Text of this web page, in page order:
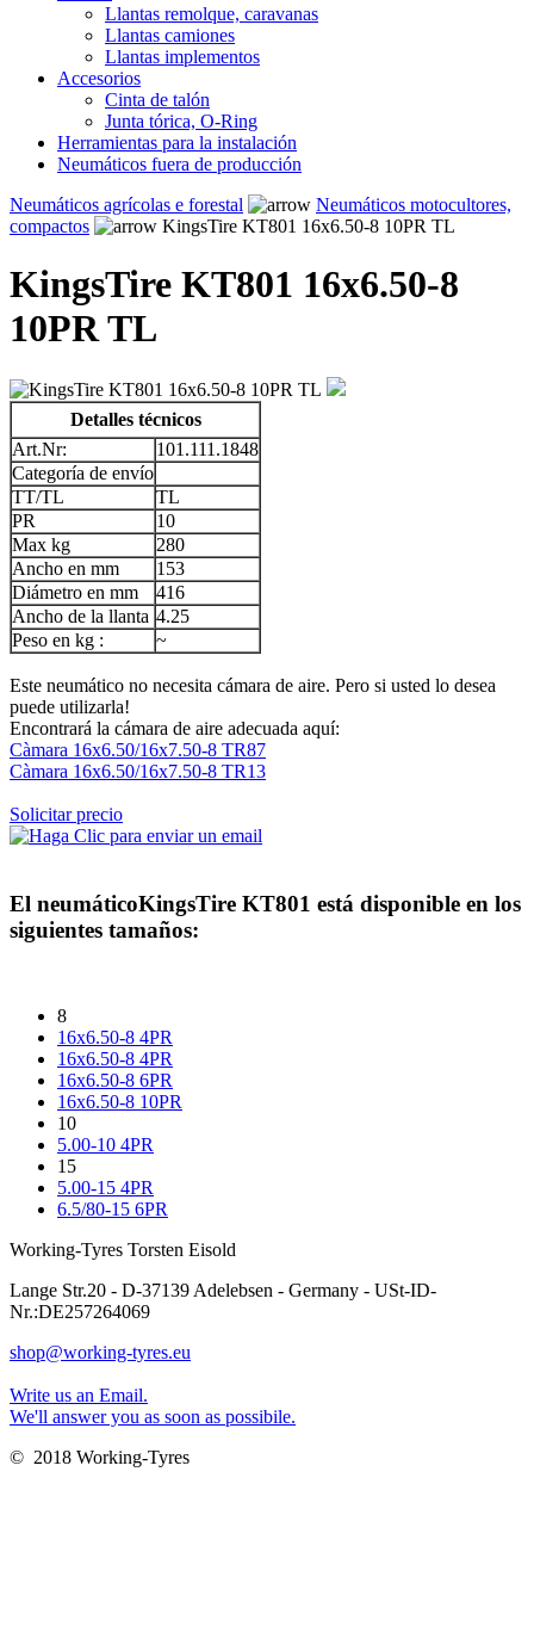
Llantas remolque, caravanas
Llantas camiones
Llantas implementos
Accesorios
Cinta de talón
Junta tórica, O-Ring
Herramientas para la instalación
Neumáticos fuera de producción
Neumáticos agrícolas e forestal
Neumáticos motocultores,
compactos
KingsTire KT801 16x6.50-8 10PR TL
KingsTire KT801 16x6.50-8
10PR TL
Detalles técnicos
Art.Nr:
101.111.1848
Categoría de envío
TT/TL
TL
PR
10
Max kg
280
Ancho en mm
153
Diámetro en mm
416
Ancho de la llanta 4.25
Peso en kg :
~
Este neumático no necesita cámara de aire. Pero si usted lo desea
puede utilizarla!
Encontrará la cámara de aire adecuada aquí:
Càmara 16x6.50/16x7.50-8 TR87
Càmara 16x6.50/16x7.50-8 TR13
Solicitar precio
El neumáticoKingsTire KT801 está disponible en los
siguientes tamaños:
8
16x6.50-8 4PR
16x6.50-8 4PR
16x6.50-8 6PR
16x6.50-8 10PR
10
5.00-10 4PR
15
5.00-15 4PR
6.5/80-15 6PR
Working-Tyres Torsten Eisold
Lange Str.20 - D-37139 Adelebsen - Germany - USt-ID-
Nr.:DE257264069
shop@working-tyres.eu
Write us an Email.
We'll answer you as soon as possibile.
© 2018 Working-Tyres